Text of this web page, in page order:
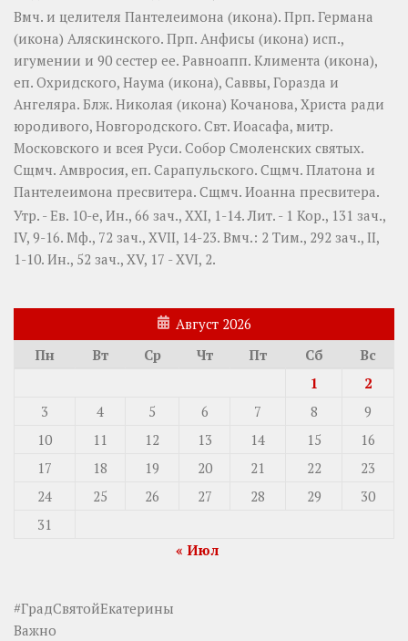
Вмч. и целителя Пантелеимона (икона). Прп. Германа
(икона) Аляскинского. Прп. Анфисы (икона) исп.,
игумении и 90 сестер ее. Равноапп. Климента (икона),
еп. Охридского, Наума (икона), Саввы, Горазда и
Ангеляра. Блж. Николая (икона) Кочанова, Христа ради
юродивого, Новгородского. Свт. Иоасафа, митр.
Московского и всея Руси. Собор Смоленских святых.
Сщмч. Амвросия, еп. Сарапульского. Сщмч. Платона и
Пантелеимона пресвитера. Сщмч. Иоанна пресвитера.
Утр. - Ев. 10-е, Ин., 66 зач., XXI, 1-14.Лит. - 1 Кор., 131 зач.,
IV, 9-16. Мф., 72 зач., XVII, 14-23. Вмч.: 2 Тим., 292 зач., II,
1-10. Ин., 52 зач., XV, 17 - XVI, 2.
Август 2026
Пн
Вт Ср Чт Пт Сб
Вс
1
2
3
4 5 6 7 8
9
10
11 12 13 14 15
16
17
18 19 20 21 22
23
24
25 26 27 28 29
30
31
« Июл
#ГрадСвятойЕкатерины
Важно